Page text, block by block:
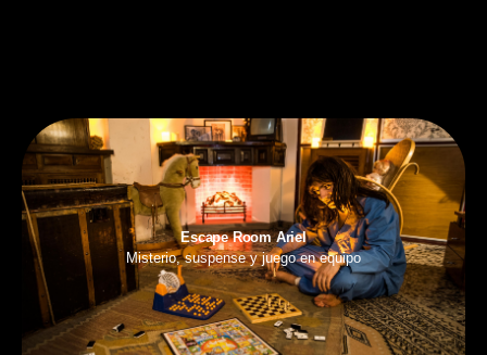
Escape Room Ariel
Misterio, suspense y juego en equipo